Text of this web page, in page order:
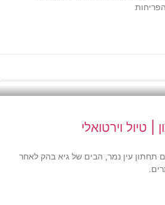
טיול וירטואלי
תחתון עין נמר, הבים של גיא בהק לאחר